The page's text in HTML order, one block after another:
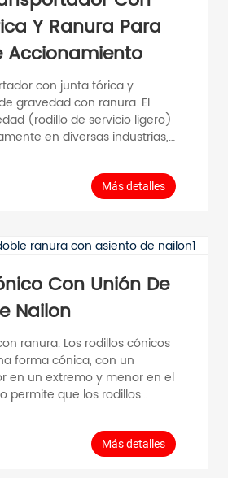
0,5...
Y Ranura Para
Accionamiento
con junta tórica y
gravedad con ranura. El
(rodillo de servicio ligero)
en diversas industrias,
de empaquetado,
y almacenes logísticos.
D (mm) Espesor del tubo T
del tubo Superficie
GR42-12...
Más detalles
Con Unión De
Nailon
ranura. Los rodillos cónicos
forma cónica, con un
en un extremo y menor en el
permite que los rodillos
transportador. Los
de los rodillos
la carcasa del rodillo, los
Más detalles